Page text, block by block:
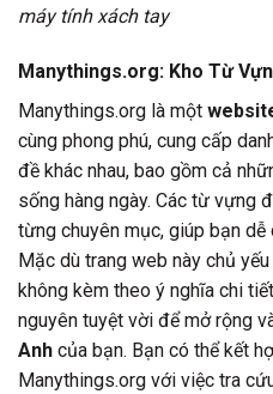
máy tính xách tay
Manythings.org: Kho Từ
Manythings.org là một
cùng phong phú, cung cấp
đề khác nhau, bao gồm cả
sống hàng ngày. Các từ vựng
từng chuyên mục, giúp bạn
Mặc dù trang web này chủ
không kèm theo ý nghĩa chi
nguyên tuyệt vời để mở rộng
Anh của bạn. Bạn có thể kết
Manythings.org với việc tra